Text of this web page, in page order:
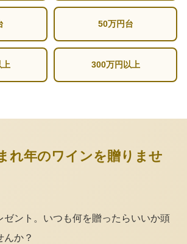
50万円台
300万円以上
れ年のワインを贈りませ
ゼント。いつも何を贈ったらいいか頭
んか？